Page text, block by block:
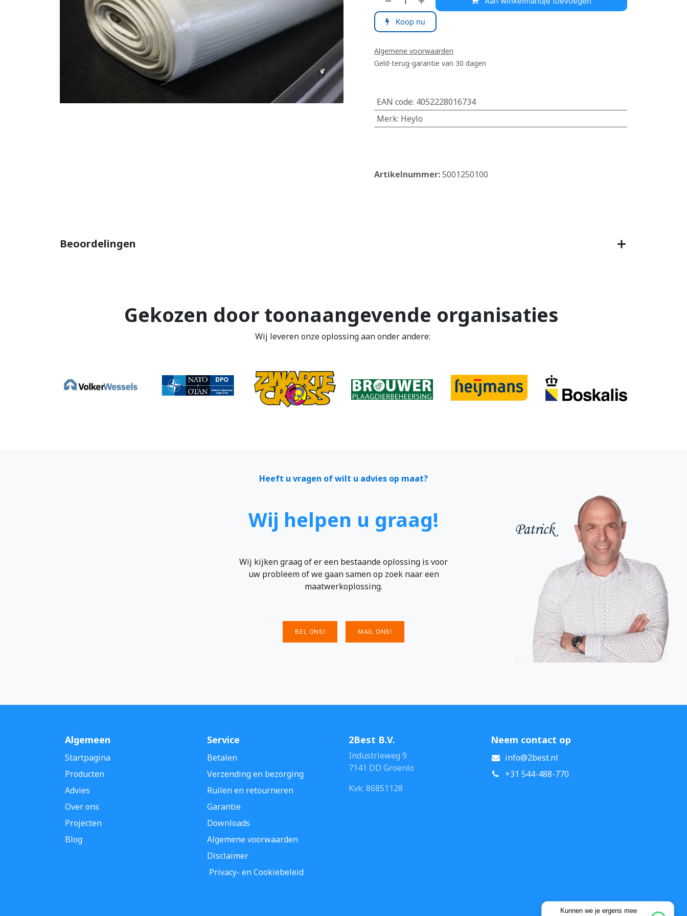
Koop nu
Algemene voorwaarden
Geld-terug-garantie van 30 dagen
EAN code: 4052228016734
Merk: Heylo
Artikelnummer:5001250100
Beoordelingen
Gekozen door toonaangevende organisaties
Wij leveren onze oplossing aan onder andere:
Heeft u vragen of wilt u advies op maat?
Wij helpen u graag!
Wij kijken graag of er een bestaande oplossing is voor
uw probleem of we gaan samen op zoek naar een
maatwerkoplossing.
BEL ONS! MAIL ONS!
Algemeen
Startpagina
Producten
Advies
Over ons
Projecten
Blog
Neem contact op
info@2best.nl
+31 544-488-770
Kunnen we je ergens mee
2Best B.V.
Industrieweg 9
7141 DD Groenlo
Kvk: 86851128
Service
Betalen
Verzending en bezorging
Ruilen en retourneren
Garantie
Downloads
Algemene voorwaarden
Disclaimer
Privacy- en Cookiebeleid